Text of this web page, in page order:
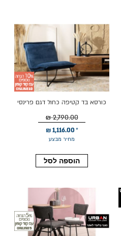
כורסא בד קטיפה כחול דגם פרינסי
מחיר מבצע
1,116.00 ₪
2,790.00 ₪
הוספה לסל